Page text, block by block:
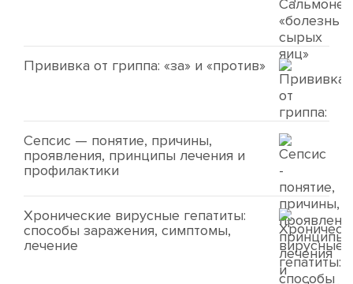
Прививка от гриппа: «за» и «против»
Сепсис — понятие, причины,
проявления, принципы лечения и
профилактики
Хронические вирусные гепатиты:
способы заражения, симптомы,
лечение